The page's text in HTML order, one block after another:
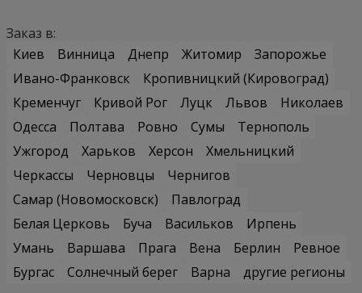
Заказ в:
Киев
Винница Днепр Житомир
Запорожье
Ивано-Франковск
Кропивницкий (Кировоград)
Кременчуг
Кривой Рог Луцк Львов
Николаев
Одесса
Полтава Ровно Сумы
Тернополь
Ужгород
Харьков Херсон
Хмельницкий
Черкассы
Черновцы
Чернигов
Самар (Новомосковск)
Павлоград
Белая Церковь
Буча Васильков
Ирпень
Умань
Варшава Прага Вена Берлин
Ревное
Бургас
Солнечный берег Варна
другие регионы